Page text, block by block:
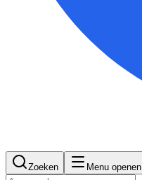
Zoeken Menu openen